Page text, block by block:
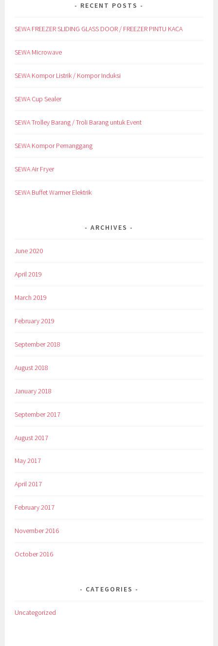
RECENT POSTS
SEWA FREEZER SLIDING GLASS DOOR / FREEZER PINTU KACA
SEWA Microwave
SEWA Kompor Listrik / Kompor Induksi
SEWA Cup Sealer
SEWA Trolley Barang / Troli Barang untuk Event
SEWA Kompor Pemanggang
SEWA Air Fryer
SEWA Buffet Warmer Elektrik
ARCHIVES
June 2020
April 2019
March 2019
February 2019
September 2018
August 2018
January 2018
September 2017
August 2017
May 2017
April 2017
February 2017
November 2016
October 2016
CATEGORIES
Uncategorized